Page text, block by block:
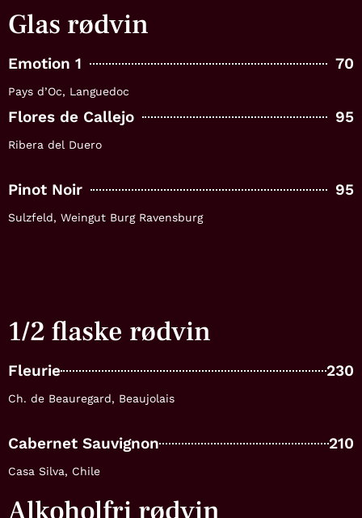
Glas rødvin
Emotion 1 70
Pays d’Oc, Languedoc
Flores de Callejo 95
Ribera del Duero
Pinot Noir 95
Sulzfeld, Weingut Burg Ravensburg
1/2 flaske rødvin
Fleurie 230
Ch. de Beauregard, Beaujolais
Cabernet Sauvignon 210
Casa Silva, Chile
Alkoholfri rødvin